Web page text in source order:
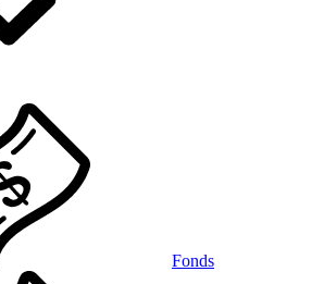
Fonds